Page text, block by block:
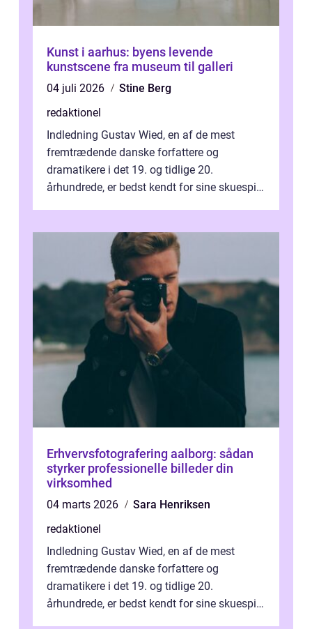
Kunst i aarhus: byens levende
kunstscene fra museum til galleri
04 juli 2026
Stine Berg
redaktionel
Indledning Gustav Wied, en af de mest
fremtrædende danske forfattere og
dramatikere i det 19. og tidlige 20.
århundrede, er bedst kendt for sine skuespil.
Erhvervsfotografering aalborg: sådan
styrker professionelle billeder din
virksomhed
04 marts 2026
Sara Henriksen
redaktionel
Indledning Gustav Wied, en af de mest
fremtrædende danske forfattere og
dramatikere i det 19. og tidlige 20.
århundrede, er bedst kendt for sine skuespil.